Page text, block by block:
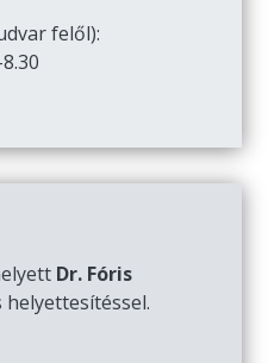
felől):
Dr. Fóris